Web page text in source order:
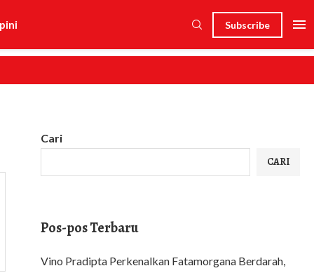
Subscribe
Cari
CARI
Pos-pos Terbaru
Vino Pradipta Perkenalkan Fatamorgana Berdarah,